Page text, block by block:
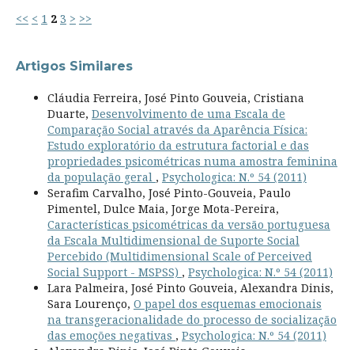
<< < 1 2 3 > >>
Artigos Similares
Cláudia Ferreira, José Pinto Gouveia, Cristiana
Duarte, Desenvolvimento de uma Escala de
Comparação Social através da Aparência Física:
Estudo exploratório da estrutura factorial e das
propriedades psicométricas numa amostra feminina
da população geral , Psychologica: N.º 54 (2011)
Serafim Carvalho, José Pinto-Gouveia, Paulo
Pimentel, Dulce Maia, Jorge Mota-Pereira,
Características psicométricas da versão portuguesa
da Escala Multidimensional de Suporte Social
Percebido (Multidimensional Scale of Perceived
Social Support - MSPSS) , Psychologica: N.º 54 (2011)
Lara Palmeira, José Pinto Gouveia, Alexandra Dinis,
Sara Lourenço, O papel dos esquemas emocionais
na transgeracionalidade do processo de socialização
das emoções negativas , Psychologica: N.º 54 (2011)